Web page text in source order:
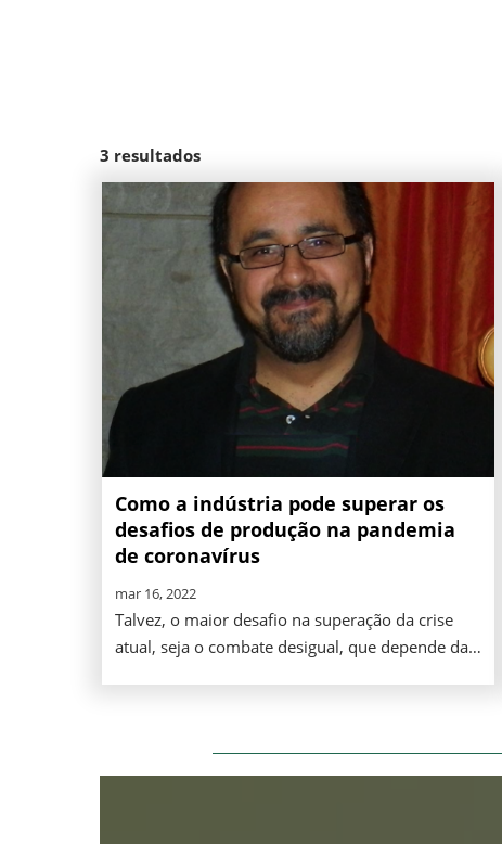
3 resultados
Como a indústria pode superar os
desafios de produção na pandemia
de coronavírus
mar 16, 2022
Talvez, o maior desafio na superação da crise
atual, seja o combate desigual, que depende da